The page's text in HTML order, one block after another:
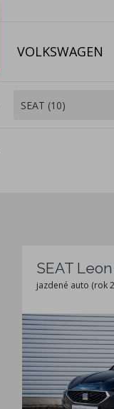
VOLKSWAGEN
SEAT Leon
jazdené auto (rok